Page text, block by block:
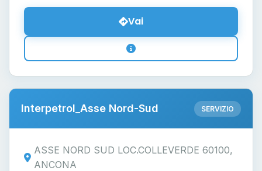
Vai
Interpetrol_Asse Nord-Sud SERVIZIO
ASSE NORD SUD LOC.COLLEVERDE 60100,
ANCONA